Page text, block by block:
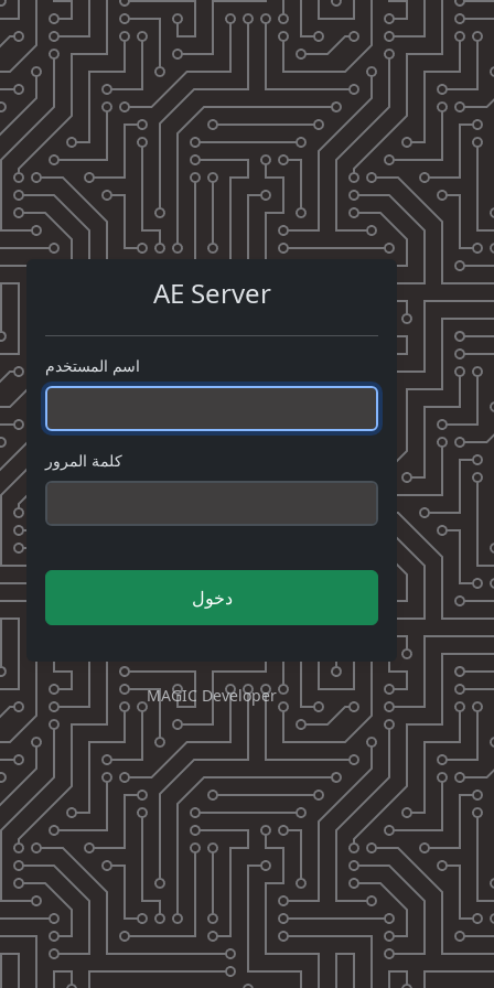
AE Server
اسم المستخدم
كلمة المرور
دخول
MAGIC Developer